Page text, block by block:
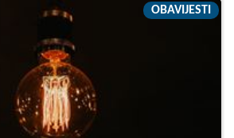
OBAVIJESTI